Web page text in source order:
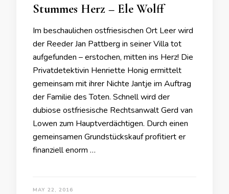
Stummes Herz – Ele Wolff
Im beschaulichen ostfriesischen Ort Leer wird
der Reeder Jan Pattberg in seiner Villa tot
aufgefunden – erstochen, mitten ins Herz! Die
Privatdetektivin Henriette Honig ermittelt
gemeinsam mit ihrer Nichte Jantje im Auftrag
der Familie des Toten. Schnell wird der
dubiose ostfriesische Rechtsanwalt Gerd van
Lowen zum Hauptverdächtigen. Durch einen
gemeinsamen Grundstückskauf profitiert er
finanziell enorm …
MAY 22, 2016